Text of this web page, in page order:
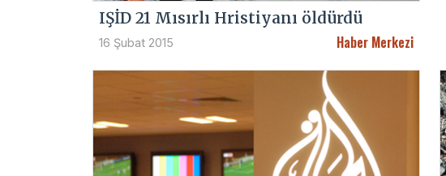
IŞİD 21 Mısırlı Hristiyanı öldürdü
16 Şubat 2015 Haber Merkezi